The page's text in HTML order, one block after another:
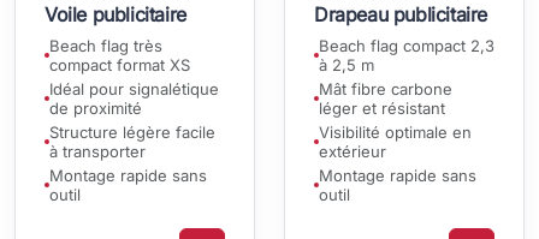
Voile publicitaire
Beach flag très
compact format XS
Idéal pour signalétique
de proximité
Structure légère facile
à transporter
Montage rapide sans
outil
Drapeau publicitaire
Beach flag compact 2,3
à 2,5 m
Mât fibre carbone
léger et résistant
Visibilité optimale en
extérieur
Montage rapide sans
outil